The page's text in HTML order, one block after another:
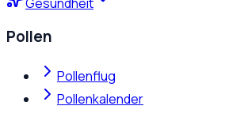
Pollen
Pollenflug
Pollenkalender